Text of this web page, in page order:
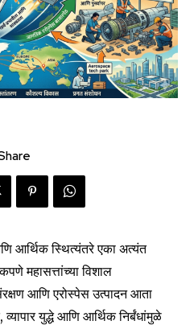
आर्थिक स्थित्यंतरे एका अत्यंत
महासत्तांच्या विशाल
आणि एरोस्पेस उत्पादन आता
युद्धे आणि आर्थिक निर्बंधांमुळे